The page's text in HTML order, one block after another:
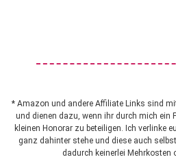
* Amazon und andere Affiliate Links sind
und dienen dazu, wenn ihr durch mich ein
kleinen Honorar zu beteiligen. Ich verlinke
ganz dahinter stehe und diese auch
dadurch keinerlei Mehrkosten